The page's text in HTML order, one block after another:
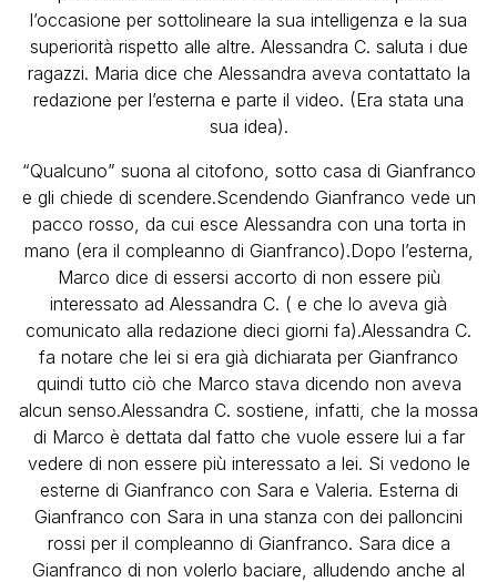
l’occasione per sottolineare la sua intelligenza e la sua
superiorità rispetto alle altre. Alessandra C. saluta i due
ragazzi. Maria dice che Alessandra aveva contattato la
redazione per l’esterna e parte il video. (Era stata una
sua idea).
“Qualcuno” suona al citofono, sotto casa di Gianfranco
e gli chiede di scendere.Scendendo Gianfranco vede un
pacco rosso, da cui esce Alessandra con una torta in
mano (era il compleanno di Gianfranco).Dopo l’esterna,
Marco dice di essersi accorto di non essere più
interessato ad Alessandra C. ( e che lo aveva già
comunicato alla redazione dieci giorni fa).Alessandra C.
fa notare che lei si era già dichiarata per Gianfranco
quindi tutto ciò che Marco stava dicendo non aveva
alcun senso.Alessandra C. sostiene, infatti, che la mossa
di Marco è dettata dal fatto che vuole essere lui a far
vedere di non essere più interessato a lei. Si vedono le
esterne di Gianfranco con Sara e Valeria. Esterna di
Gianfranco con Sara in una stanza con dei palloncini
rossi per il compleanno di Gianfranco. Sara dice a
Gianfranco di non volerlo baciare, alludendo anche al